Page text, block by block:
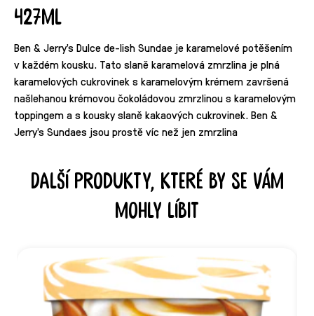
427ml
Ben & Jerry's Dulce de-lish Sundae je karamelové potěšením
v každém kousku. Tato slaně karamelová zmrzlina je plná
karamelových cukrovinek s karamelovým krémem završená
našlehanou krémovou čokoládovou zmrzlinou s karamelovým
toppingem a s kousky slaně kakaových cukrovinek. Ben &
Jerry's Sundaes jsou prostě víc než jen zmrzlina
Další produkty, které by se vám
mohly líbit